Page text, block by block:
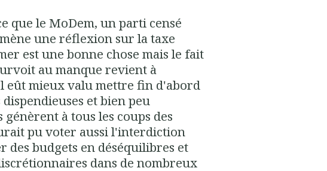
que le MoDem, un parti censé
une réflexion sur la taxe
est une bonne chose mais le fait
au manque revient à
eût mieux valu mettre fin d'abord
et bien peu
à tous les coups des
pu voter aussi l'interdiction
des budgets en déséquilibres et
dans de nombreux